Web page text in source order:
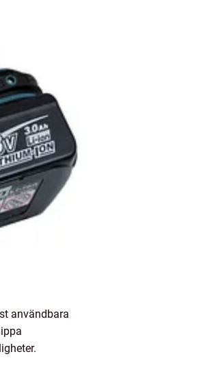
användbara